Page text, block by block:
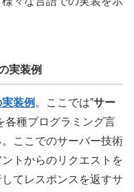
実装例
装例 。ここでは”サー
各種プログラミング言
ここでのサーバー技術
トからのリクエストを
てレスポンスを返すサ